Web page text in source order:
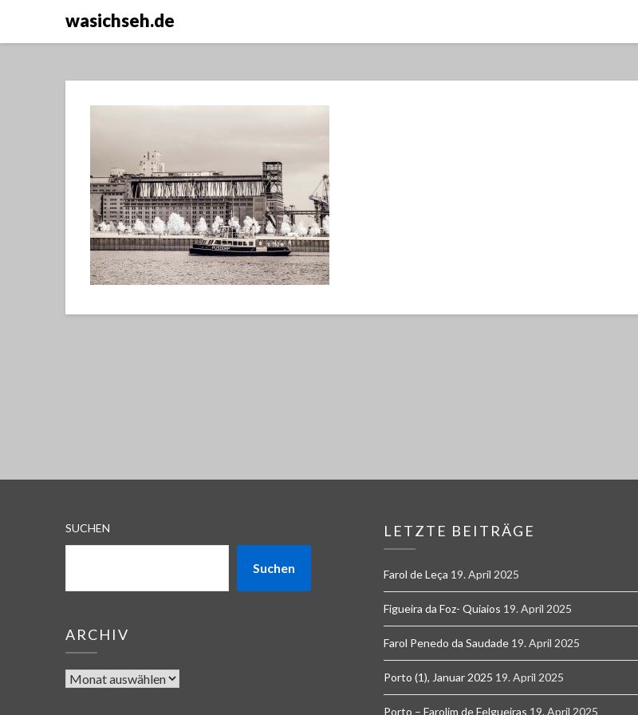
wasichseh.de
SUCHEN
Suchen
ARCHIV
LETZTE BEITRÄGE
Farol de Leça 19. April 2025
Figueira da Foz- Quiaios 19. April 2025
Farol Penedo da Saudade 19. April 2025
Porto (1), Januar 2025 19. April 2025
Porto – Farolim de Felgueiras 19. April 2025